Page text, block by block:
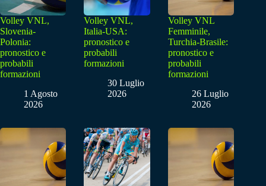
Volley VNL,
Slovenia-
Polonia:
pronostico e
probabili
formazioni
1 Agosto
2026
Volley VNL,
Italia-USA:
pronostico e
probabili
formazioni
30 Luglio
2026
Volley VNL
Femminile,
Turchia-Brasile:
pronostico e
probabili
formazioni
26 Luglio
2026